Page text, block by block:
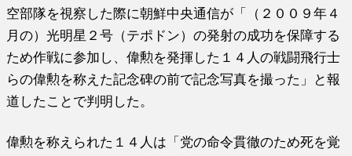
空部隊を視察した際に朝鮮中央通信が「（２００９年４
月の）光明星２号（テポドン）の発射の成功を保障する
ため作戦に参加し、偉勲を発揮した１４人の戦闘飛行士
らの偉勲を称えた記念碑の前で記念写真を撮った」と報
道したことで判明した。
偉勲を称えられた１４人は「党の命令貫徹のため死を覚